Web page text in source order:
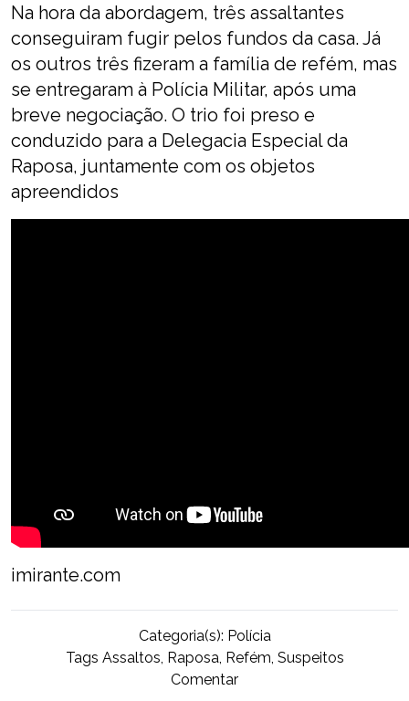
Na hora da abordagem, três assaltantes
conseguiram fugir pelos fundos da casa. Já
os outros três fizeram a família de refém, mas
se entregaram à Polícia Militar, após uma
breve negociação. O trio foi preso e
conduzido para a Delegacia Especial da
Raposa, juntamente com os objetos
apreendidos
imirante.com
Categoria(s): Polícia
Tags Assaltos, Raposa, Refém, Suspeitos
Comentaron